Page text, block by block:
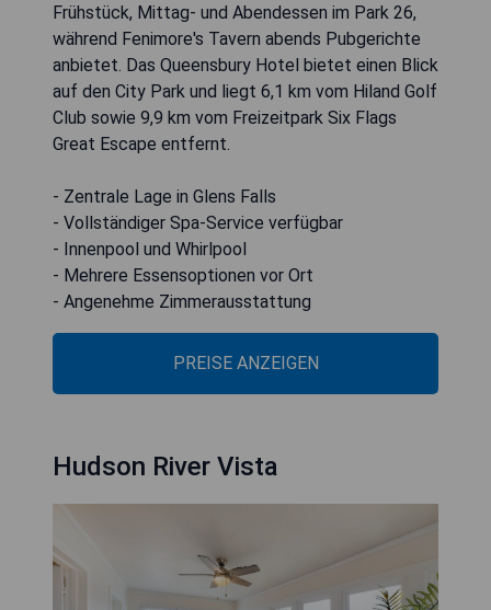
Frühstück, Mittag- und Abendessen im Park 26,
während Fenimore's Tavern abends Pubgerichte
anbietet. Das Queensbury Hotel bietet einen Blick
auf den City Park und liegt 6,1 km vom Hiland Golf
Club sowie 9,9 km vom Freizeitpark Six Flags
Great Escape entfernt.
- Zentrale Lage in Glens Falls
- Vollständiger Spa-Service verfügbar
- Innenpool und Whirlpool
- Mehrere Essensoptionen vor Ort
- Angenehme Zimmerausstattung
PREISE ANZEIGEN
Hudson River Vista